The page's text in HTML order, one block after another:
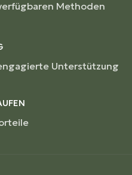
Methoden
Unterstützung